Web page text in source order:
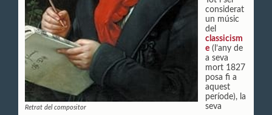
Retrat del compositor
considerat
un músic
del
classicism
e (l’any de
a seva
mort 1827
posa fi a
aquest
període), la
seva